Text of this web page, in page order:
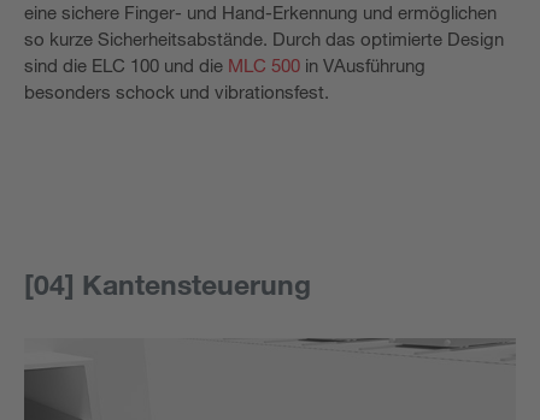
eine sichere Finger- und Hand­-Erkennung und ermöglichen
so kurze Sicherheitsabstände. Durch das optimierte Design
sind die ELC 100 und die MLC 500 in V­Ausführung
besonders schock­ und vibrationsfest.
[04] Kantensteuerung